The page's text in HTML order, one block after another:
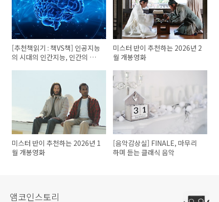
[추천책읽기 : 책VS책] 인공지능
의 시대의 인간지능, 인간의 뇌
미스터 반이 추천하는 2026년 2
월 개봉영화
미스터 반이 추천하는 2026년 1
월 개봉영화
[음악감상실] FINALE, 마무리
하며 듣는 클래식 음악
앰코인스토리